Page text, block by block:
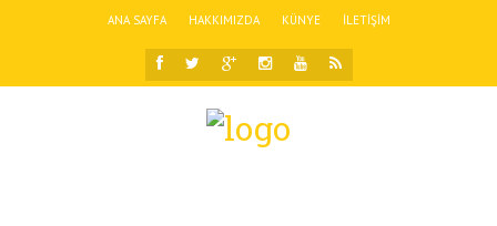
ANA SAYFA HAKKIMIZDA KÜNYE İLETIŞIM